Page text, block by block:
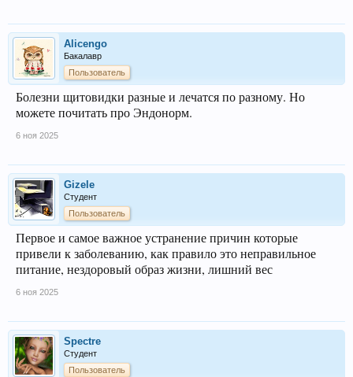
Alicengo
Бакалавр
Пользователь
Болезни щитовидки разные и лечатся по разному. Но
можете почитать про Эндонорм.
6 ноя 2025
Gizele
Студент
Пользователь
Первое и самое важное устранение причин которые
привели к заболеванию, как правило это неправильное
питание, нездоровый образ жизни, лишний вес
6 ноя 2025
Spectre
Студент
Пользователь